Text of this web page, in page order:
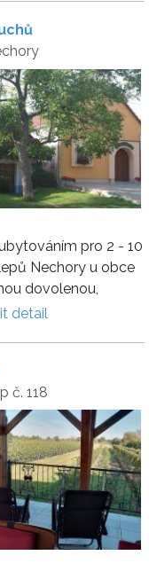
pro 2 - 10
Nechory u obce
dovolenou,
detail
č. 118